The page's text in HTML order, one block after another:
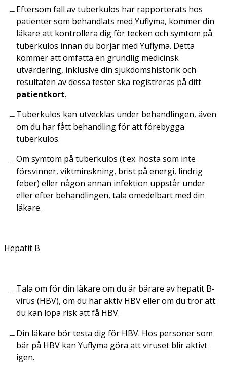
Eftersom fall av tuberkulos har rapporterats hos
patienter som behandlats med Yuflyma, kommer din
läkare att kontrollera dig för tecken och symtom på
tuberkulos innan du börjar med Yuflyma. Detta
kommer att omfatta en grundlig medicinsk
utvärdering, inklusive din sjukdomshistorik och
resultaten av dessa tester ska registreras på ditt
patientkort.
Tuberkulos kan utvecklas under behandlingen, även
om du har fått behandling för att förebygga
tuberkulos.
Om symtom på tuberkulos (t.ex. hosta som inte
försvinner, viktminskning, brist på energi, lindrig
feber) eller någon annan infektion uppstår under
eller efter behandlingen, tala omedelbart med din
läkare.
Hepatit B
Tala om för din läkare om du är bärare av hepatit B-
virus (HBV), om du har aktiv HBV eller om du tror att
du kan löpa risk att få HBV.
Din läkare bör testa dig för HBV. Hos personer som
bär på HBV kan Yuflyma göra att viruset blir aktivt
igen.